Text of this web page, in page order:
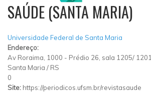
SAÚDE (SANTA MARIA)
Universidade Federal de Santa Maria
Endereço:
Av Roraima, 1000 - Prédio 26, sala 1205/ 1201
Santa Maria / RS
0
Site: https://periodicos.ufsm.br/revistasaude